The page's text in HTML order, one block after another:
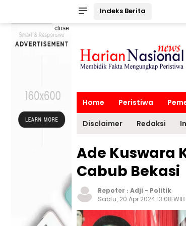
Indeks Berita
close
Home Peristiwa
Disclaimer Redaksi
Ade Kuswara
Cabub Bekasi
Repoter : Adji - Politik
Sabtu, 20 Apr 2024 13:08 WIB